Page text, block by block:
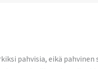
pahvisia, eikä pahvinen